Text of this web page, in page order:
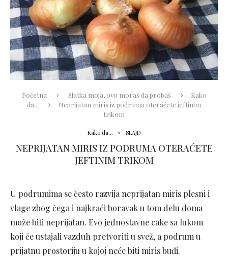
Početna Slatka moja, ovo moraš da probaš
Kako
da...
Neprijatan miris iz podruma oteraćete jeftinim
trikom
Kako da... SLAJD
NEPRIJATAN MIRIS IZ PODRUMA OTERAĆETE
JEFTINIM TRIKOM
U podrumima se često razvija neprijatan miris plesni i
vlage zbog čega i najkraći boravak u tom delu doma
može biti neprijatan. Evo jednostavne cake sa lukom
koji će ustajali vazduh pretvoriti u svež, a podrum u
prijatnu prostoriju u kojoj neće biti miris buđi.